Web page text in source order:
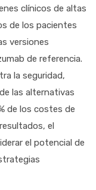
clínicos de altas
de los pacientes
versiones
de referencia.
la seguridad,
las alternativas
de los costes de
el
el potencial de